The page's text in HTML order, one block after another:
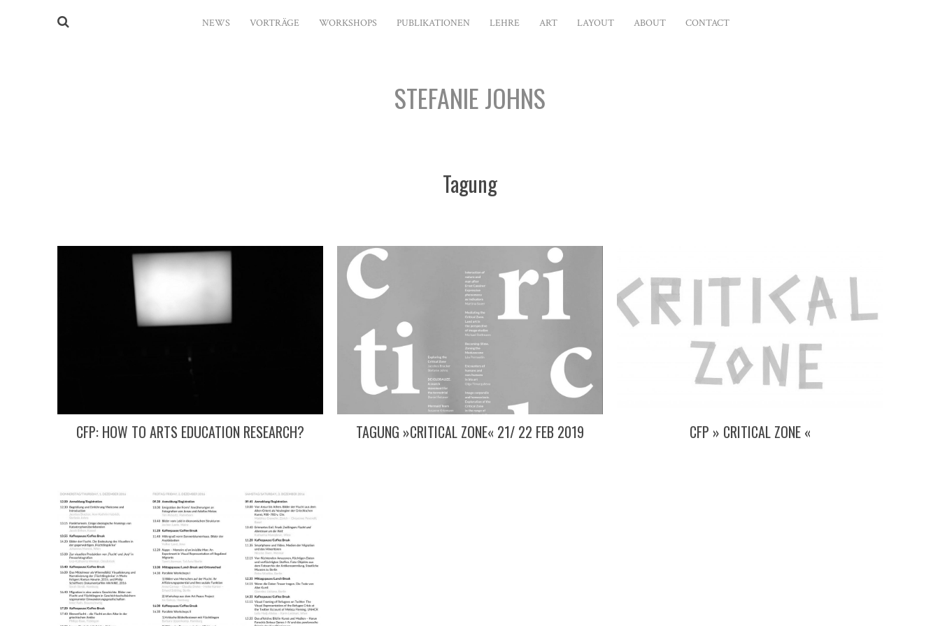
NEWS VORTRÄGE WORKSHOPS PUBLIKATIONEN LEHRE ART LAYOUT ABOUT CONTACT
STEFANIE JOHNS
Tagung
CFP: HOW TO ARTS EDUCATION RESEARCH? TAGUNG »CRITICAL ZONE« 21/ 22 FEB 2019 CFP » CRITICAL ZONE «